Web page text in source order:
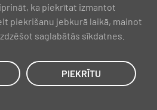
ka piekrītat izmantot
piekrišanu jebkurā laikā, mainot
saglabātās sīkdatnes.
PIEKRĪTU